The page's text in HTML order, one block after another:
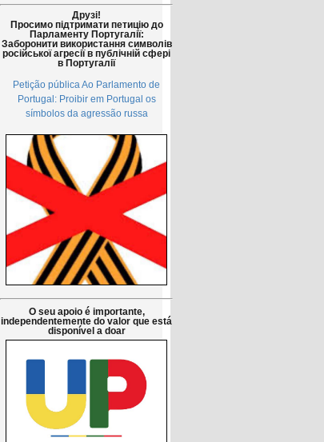
Друзі!
Просимо підтримати петицію до
Парламенту Португалії:
Заборонити використання символів
російської агресії в публічній сфері
в Португалії
Petição pública Ao Parlamento de
Portugal: Proibir em Portugal os
símbolos da agressão russa
O seu apoio é importante,
independentemente do valor que está
disponível a doar